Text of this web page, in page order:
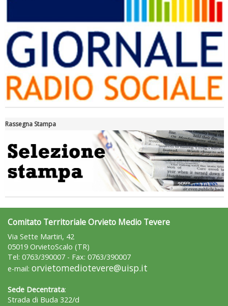
Ddl Lobby, Uisp: “Il Parlamento valorizzi le nostre specificità"
La formazione Uisp rallenta ma prosegue anche in estate
Rassegna Stampa
Comitato Territoriale Orvieto Medio Tevere
Via Sette Martiri, 42
05019 OrvietoScalo (TR)
Tel: 0763/390007 - Fax: 0763/390007
e-mail: orvietomediotevere@uisp.it
Sede Decentrata:
Strada di Buda 322/d